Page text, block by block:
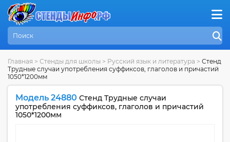
Главная > Стенды для школы > Русский язык и литература > Стенд
Трудные случаи употребления суффиксов, глаголов и причастий
1050*1200мм
Модель 24880 Стенд Трудные случаи
употребления суффиксов, глаголов и причастий
1050*1200мм